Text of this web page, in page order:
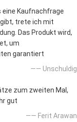
eine Kaufnachfrage
trete ich mit
Das Produkt wird,
um
garantiert
—— Unschuldig
zum zweiten Mal,
gut
—— Ferit Arawan